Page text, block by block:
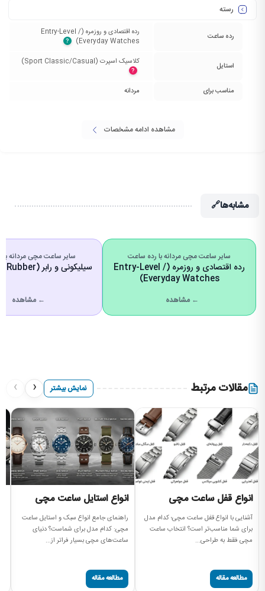
رسته
رده ساعت
رده اقتصادی و روزمره (Entry-Level /
Everyday Watches)‏
?
استایل کلاسیک اسپرت (Sport Classic/Casual)‏
?
مناسب برای مردانه
مشاهده ادامه مشخصات
مشابه‌ها🔗
سایر ساعت مچی مردانه با رده ساعت
رده اقتصادی و روزمره (Entry-Level /
Everyday Watches)
← مشاهده
سایر ساعت مچی مردانه
سیلیکونی و رابر (Silicone & Rubber)
← مشاهده
مقالات مرتبط نمایش بیشتر ‹
›
انواع قفل ساعت مچی
آشنایی با انواع قفل ساعت مچی؛ کدام مدل
برای شما مناسب‌تر است؟ انتخاب ساعت
مچی فقط به طراحی...
مطالعه مقاله
انواع استایل ساعت مچی
راهنمای جامع انواع سبک و استایل ساعت
مچی: کدام مدل برای شماست؟ دنیای
ساعت‌های مچی بسیار فراتر از...
مطالعه مقاله